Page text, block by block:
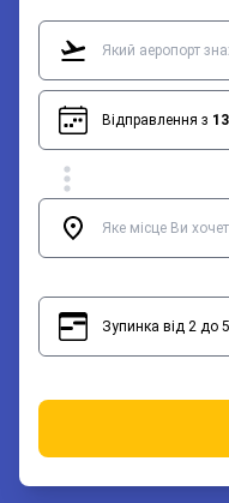
Відправлення з
Зупинка від 2 до